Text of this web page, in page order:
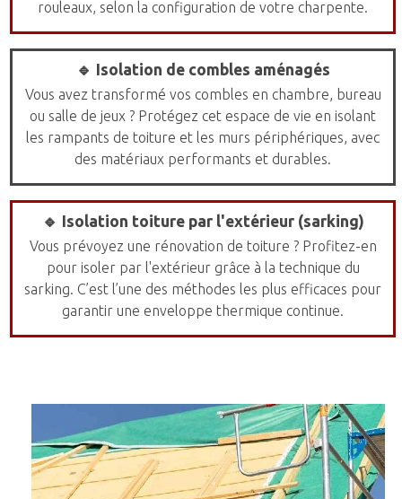
rouleaux, selon la configuration de votre charpente.
🔹 Isolation de combles aménagés
Vous avez transformé vos combles en chambre, bureau
ou salle de jeux ? Protégez cet espace de vie en isolant
les rampants de toiture et les murs périphériques, avec
des matériaux performants et durables.
🔹 Isolation toiture par l'extérieur (sarking)
Vous prévoyez une rénovation de toiture ? Profitez-en
pour isoler par l'extérieur grâce à la technique du
sarking. C’est l’une des méthodes les plus efficaces pour
garantir une enveloppe thermique continue.